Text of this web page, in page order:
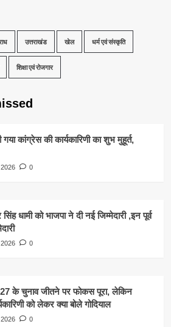
उत्तराखंड खेल धर्म एवं संस्कृति
शिक्षा एवं रोजगार
कांग्रेस की कार्यकारिणी का शुभ मुहूर्त,
0
धामी को भाजपा ने दी नई जिम्मेदारी ,इन पूर्व
0
के चुनाव जीतने पर फोकस पूरा, लेकिन
को लेकर क्या बोले गोदियाल
0